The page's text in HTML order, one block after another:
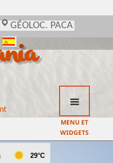
GÉOLOC. PACA
MENU ET
WIDGETS